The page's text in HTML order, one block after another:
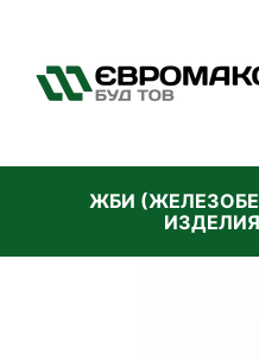
ЖБИ